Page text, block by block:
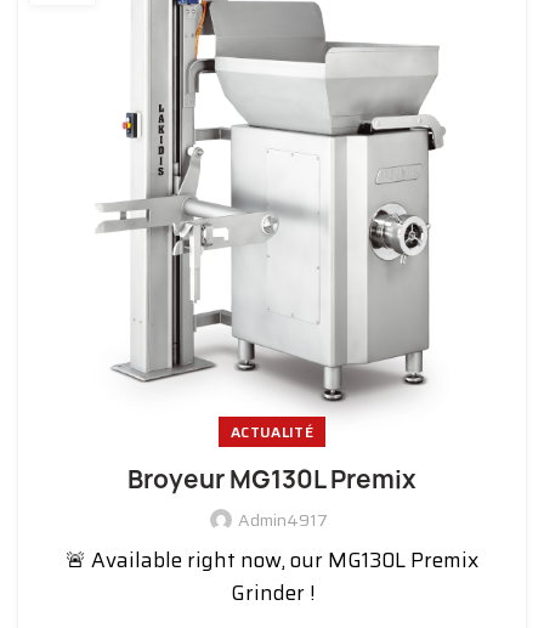
ACTUALITÉ
Broyeur MG130L Premix
Admin4917
🚨 Available right now, our MG130L Premix
Grinder !